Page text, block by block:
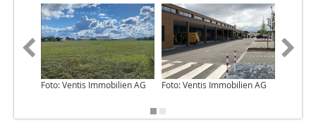
Foto: Ventis Immobilien AG Foto: Ventis Immobilien AG